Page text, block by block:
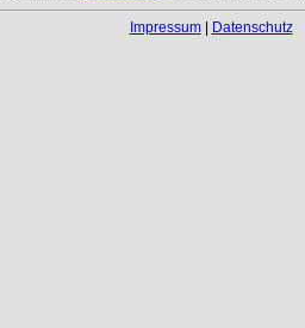
Impressum| Datenschutz